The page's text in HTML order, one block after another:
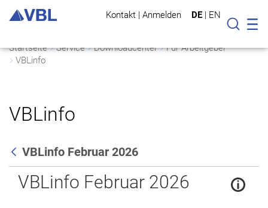
Kontakt | Anmelden DE | EN
Suche
Startseite Service Downloadcenter
Für Arbeitgeber
VBLinfo
VBLinfo
Zurück
VBLinfo Februar 2026
VBLinfo Februar 2026